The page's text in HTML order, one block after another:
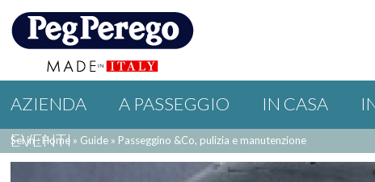
AZIENDA A PASSEGGIO IN CASA
EVENTI
Sei in : Home » Guide » Passeggino &Co, pulizia e manutenzione